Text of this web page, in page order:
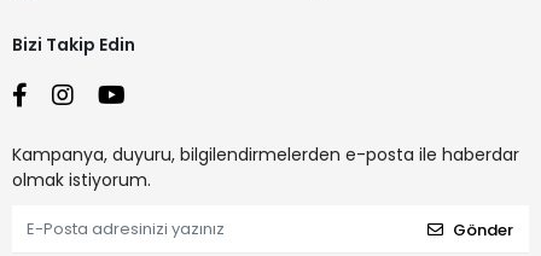
Bizi Takip Edin
Kampanya, duyuru, bilgilendirmelerden e-posta ile haberdar
olmak istiyorum.
Gönder